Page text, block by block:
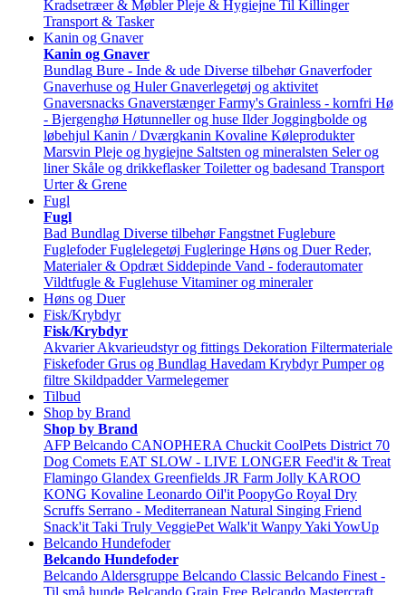
Kradsetræer & Møbler Pleje & Hygiejne Til Killinger
Transport & Tasker
Kanin og Gnaver
Kanin og Gnaver
Bundlag Bure - Inde & ude Diverse tilbehør Gnaverfoder
Gnaverhuse og Huler Gnaverlegetøj og aktivitet
Gnaversnacks Gnaverstænger Farmy's Grainless - kornfri Hø
- Bjergenghø Høtunneller og huse Ilder Joggingbolde og
løbehjul Kanin / Dværgkanin Kovaline Køleprodukter
Marsvin Pleje og hygiejne Saltsten og mineralsten Seler og
liner Skåle og drikkeflasker Toiletter og badesand Transport
Urter & Grene
Fugl
Fugl
Bad Bundlag Diverse tilbehør Fangstnet Fuglebure
Fuglefoder Fuglelegetøj Fugleringe Høns og Duer Reder,
Materialer & Opdræt Siddepinde Vand - foderautomater
Vildtfugle & Fuglehuse Vitaminer og mineraler
Høns og Duer
Fisk/Krybdyr
Fisk/Krybdyr
Akvarier Akvarieudstyr og fittings Dekoration Filtermateriale
Fiskefoder Grus og Bundlag Havedam Krybdyr Pumper og
filtre Skildpadder Varmelegemer
Tilbud
Shop by Brand
Shop by Brand
AFP Belcando CANOPHERA Chuckit CoolPets District 70
Dog Comets EAT SLOW - LIVE LONGER Feed'it & Treat
Flamingo Glandex Greenfields JR Farm Jolly KAROO
KONG Kovaline Leonardo Oil'it PoopyGo Royal Dry
Scruffs Serrano - Mediterranean Natural Singing Friend
Snack'it Taki Truly VeggiePet Walk'it WanpyYaki YowUp
Belcando Hundefoder
Belcando Hundefoder
Belcando Aldersgruppe Belcando Classic Belcando Finest -
Til små hunde Belcando Grain Free Belcando Mastercraft